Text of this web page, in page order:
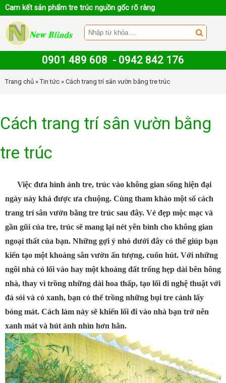
Cam kết sản phẩm tre trúc nguồn gốc rõ ràng
0901 489 608 - 0942 842 176
Trang chủ »Tin tức » Cách trang trí sân vườn bằng tre trúc
Cách trang trí sân vườn bằng
tre trúc
Việc đưa hình ảnh tre, trúc vào không gian sống hiện đại
ngày này khá được ưa chuộng. Cùng tham khảo một số cách
trang trí sân vườn bằng tre trúc sau đây. Vẻ đẹp mộc mạc và
gần gũi của tre, trúc sẽ mang lại nét yên bình cho không gian
ngoại thất của bạn. Những gợi ý nhỏ dưới đây có thể giúp bạn
kiến tạo một khoảng sân vườn ấn tượng, cuốn hút. Với những
ngôi nhà có lối vào hay một khoảng đất trống hẹp dài bên hông
nhà, thay vì trồng những dải hoa thấp, tạo lối đi nghệ thuật với
đá sỏi và cỏ xanh, bạn có thể trồng những bụi tre cảnh lấy
bóng mát. Cách làm này sẽ khiến lối đi vào nhà bạn trở nên
xanh mát và hút ánh nhìn hơn hẳn.